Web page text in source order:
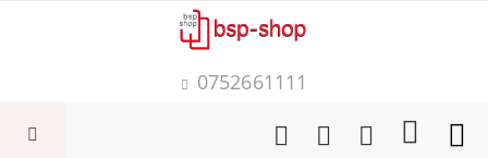
0752661111